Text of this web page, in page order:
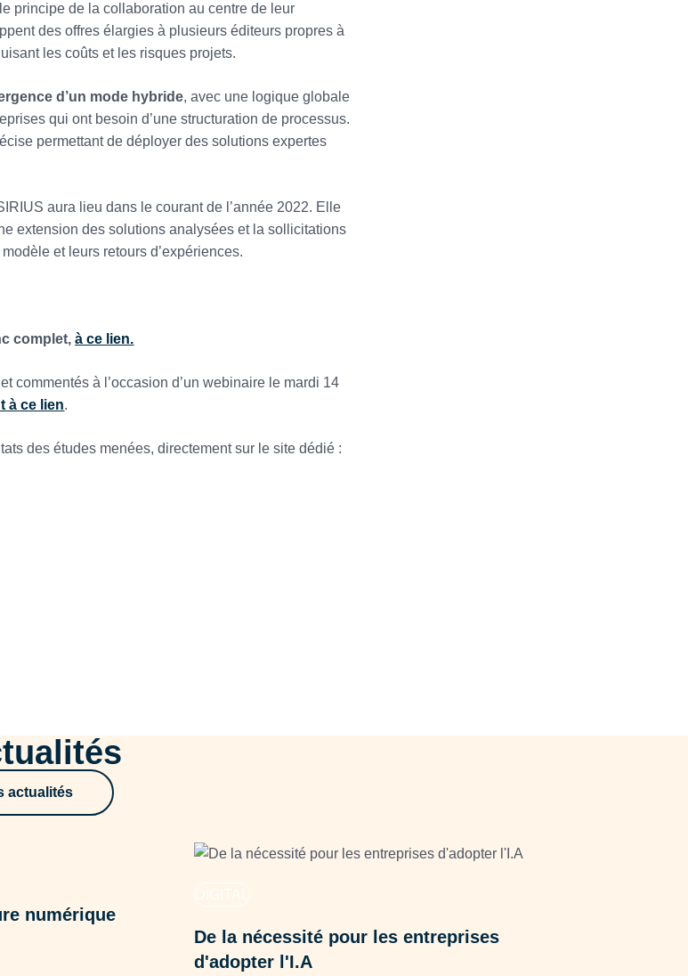
principe de la collaboration au centre de leur
des offres élargies à plusieurs éditeurs propres à
les coûts et les risques projets.
d’un mode hybride, avec une logique globale
qui ont besoin d’une structuration de processus.
permettant de déployer des solutions expertes
aura lieu dans le courant de l’année 2022. Elle
extension des solutions analysées et la sollicitations
et leurs retours d’expériences.
complet,à ce lien.
commentés à l’occasion d’un webinaire le mardi 14
à ce lien.
des études menées, directement sur le site dédié :
actualités
numérique
De la nécessité pour les entreprises
d'adopter l'I.A